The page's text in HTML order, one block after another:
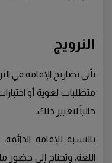
النرويج
تأتي تصاريح الإقامة في
متطلبات لغوية أو
حالياً لتغيير ذلك.
بالنسبة للإقامة